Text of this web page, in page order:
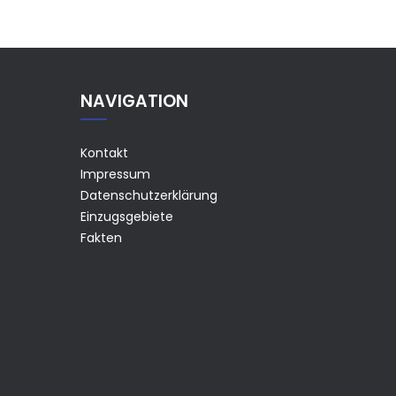
NAVIGATION
Kontakt
Impressum
Datenschutzerklärung
Einzugsgebiete
Fakten